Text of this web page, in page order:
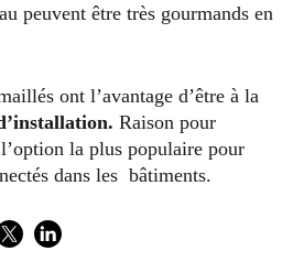
peuvent être très gourmands en
ont l’avantage d’être à la
Raison pour
la plus populaire pour
dans les bâtiments.
TwitterLinkedIn